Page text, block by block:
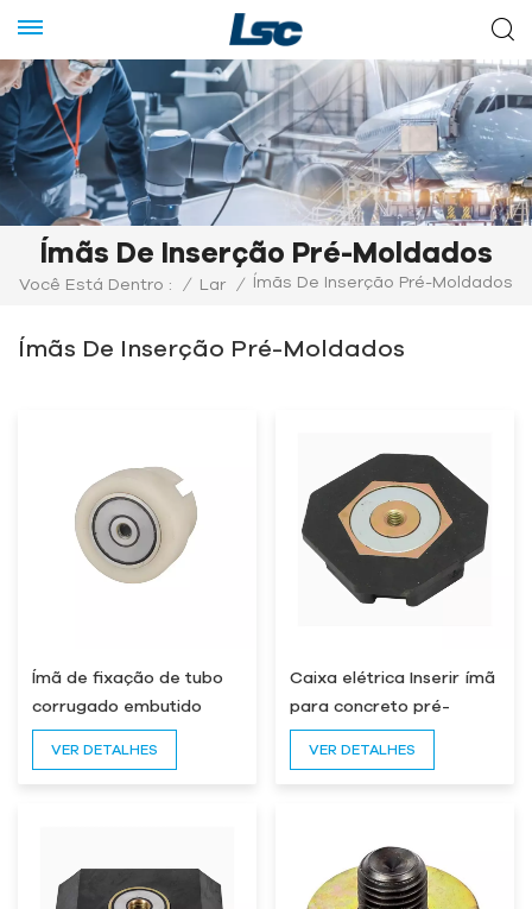
Ímãs De Inserção Pré-Moldados
Você Está Dentro : / Lar / Ímãs De Inserção Pré-Moldados
Ímãs De Inserção Pré-Moldados
Ímã de fixação de tubo
corrugado embutido
VER DETALHES
Caixa elétrica Inserir ímã
para concreto pré-
moldado
VER DETALHES